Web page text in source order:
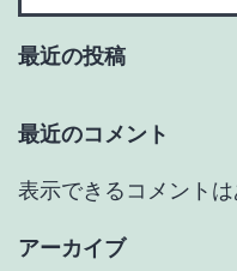
最近の投稿
最近のコメント
表示できるコメントは
アーカイブ